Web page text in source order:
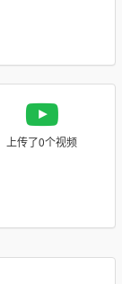
上传了0个视频